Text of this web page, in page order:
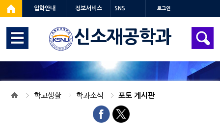
입학안내 정보서비스 SNS 로그인
신소재공학과
학교생활 학과소식 포토 게시판